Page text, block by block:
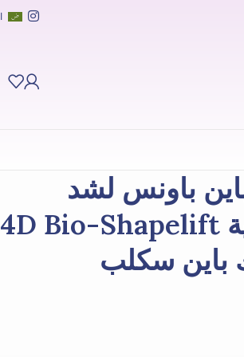
باونس لشد
البشرة وشدها بتقنية 4D Bio-Shapelift
باين سكلب